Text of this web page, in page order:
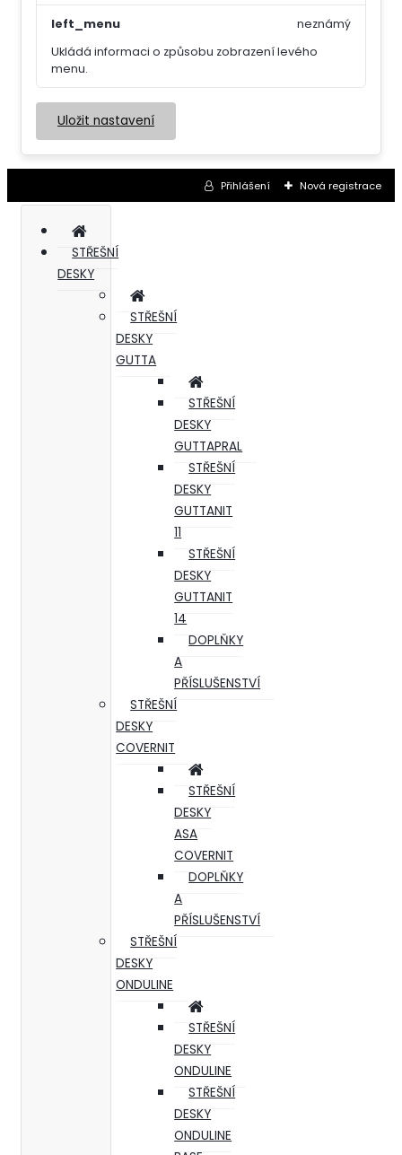
left_menu
Ukládá informaci o způsobu zobrazení levého
menu.
neznámý
Uložit nastavení
Přihlášení Nová registrace
STŘEŠNÍ
DESKY
STŘEŠNÍ
DESKY
GUTTA
STŘEŠNÍ
DESKY
GUTTAPRAL
STŘEŠNÍ
DESKY
GUTTANIT
11
STŘEŠNÍ
DESKY
GUTTANIT
14
DOPLŇKY
A
PŘÍSLUŠENSTVÍ
STŘEŠNÍ
DESKY
COVERNIT
STŘEŠNÍ
DESKY
ASA
COVERNIT
DOPLŇKY
A
PŘÍSLUŠENSTVÍ
STŘEŠNÍ
DESKY
ONDULINE
STŘEŠNÍ
DESKY
ONDULINE
STŘEŠNÍ
DESKY
ONDULINE